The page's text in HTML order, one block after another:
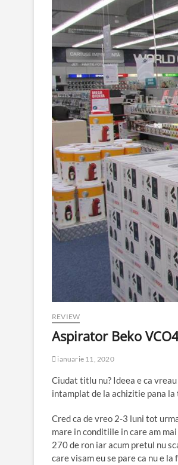
REVIEW
Aspirator Beko
ianuarie 11, 2020
Ciudat titlu nu? Ideea e ca
intamplat de la achizitie pana
Cred ca de vreo 2-3 luni tot
mare in conditiile in care am
270 de ron iar acum pretul nu
care visam eu se pare ca nu e